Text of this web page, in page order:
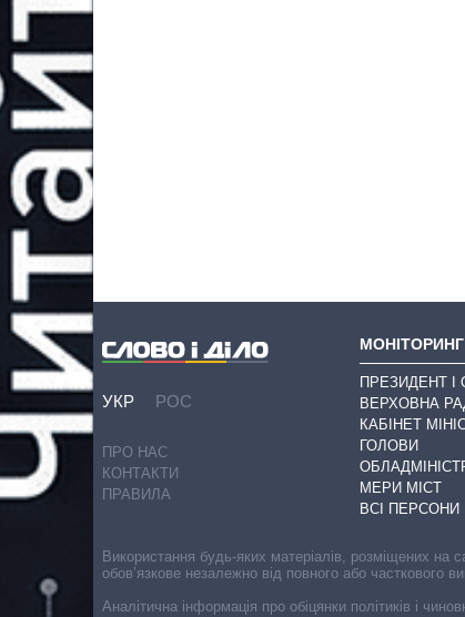
УКР РОС
ПРО НАС
КОНТАКТИ
ПРАВИЛА
МОНІТОРИНГ
ПРЕЗИДЕНТ І
ВЕРХОВНА
КАБІНЕТ
ГОЛОВИ
МЕРИ МІСТ
ВСІ ПЕРСОНИ
Використання будь-яких матеріалів, розміщених на
обов’язкове незалежно від повного або часткового
Аналітична інформація про обіцянки політиків і